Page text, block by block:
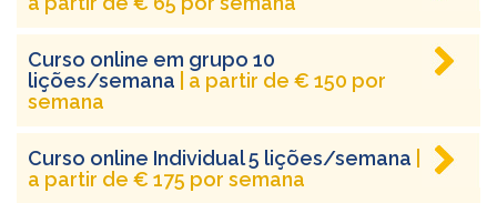
Curso online em grupo 10
lições/semana
| a partir de € 150 por
semana
Curso online Individual 5 lições/semana
a partir de € 175 por semana